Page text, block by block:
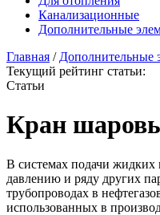
Канализационные
Дополнительные
Главная / Дополнительные
Текущий рейтинг статьи:
Статьи
Кран
В системах подачи жидких
давлению и ряду других
трубопроводах в
использованных в